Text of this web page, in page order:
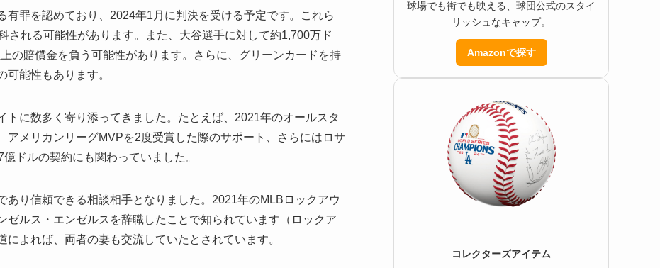
有罪を認めており、2024年1月に判決を受ける予定です。これら
される可能性があります。また、大谷選手に対して約1,700万ド
の賠償金を負う可能性があります。さらに、グリーンカードを持
能性もあります。
トに数多く寄り添ってきました。たとえば、2021年のオールスタ
アメリカンリーグMVPを2度受賞した際のサポート、さらにはロサ
ドルの契約にも関わっていました。
あり信頼できる相談相手となりました。2021年のMLBロックアウ
ゼルス・エンゼルスを辞職したことで知られています（ロックア
よれば、両者の妻も交流していたとされています。
球場でも街でも映える、球団公式のスタイ
リッシュなキャップ。
Amazonで探す
コレクターズアイテム